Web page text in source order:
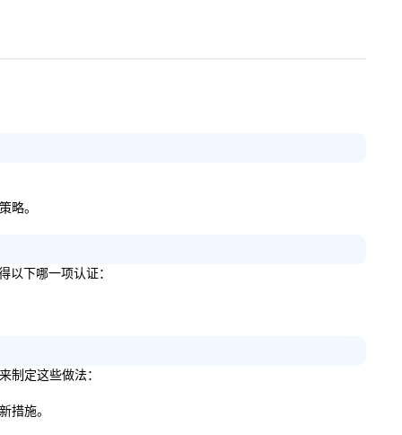
略。
以下哪一项认证：
制定这些做法：
措施。